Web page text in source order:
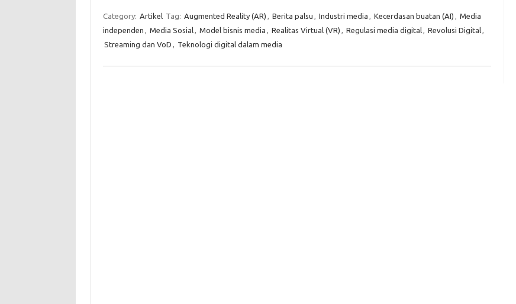
Category: Artikel Tag: Augmented Reality (AR) , Berita palsu , Industri media , Kecerdasan buatan (AI) , Media
independen , Media Sosial, Model bisnis media , Realitas Virtual (VR) , Regulasi media digital, Revolusi Digital,
Streaming dan VoD , Teknologi digital dalam media